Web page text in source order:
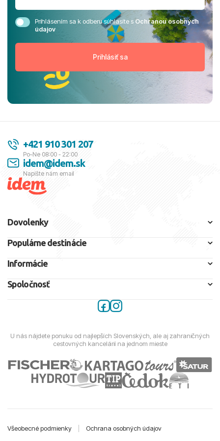
Prihlásením sa k odberu súhlasíte sOchranou osobných
údajov
+421 910 301 207
Po-Ne 08:00 - 22:00
idem@idem.sk
Napíšte nám email
Dovolenky
Populárne destinácie
Informácie
Spoločnosť
U nás nájdete ponuku od najlepších Slovenských, ale aj zahraničných
cestovných kancelárií na jednom mieste
Všeobecné podmienky Ochrana osobných údajov